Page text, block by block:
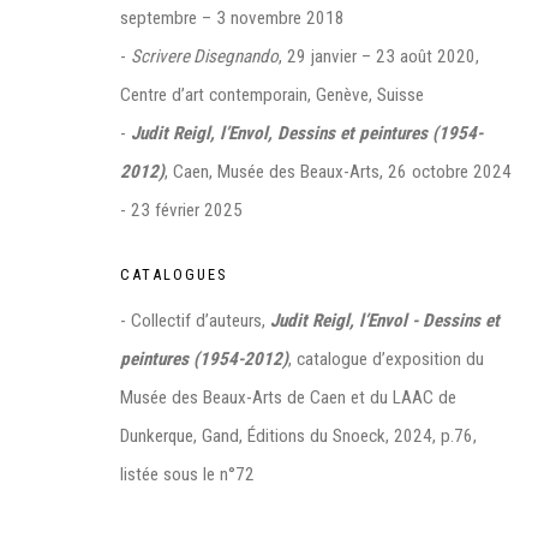
©2026 FONDS DE DOTATION JUDIT REIGL - SITE RÉALISÉ À
CONTACT : inventaire@judit-reigl.com
septembre – 3 novembre 2018
- Scrivere Disegnando, 29 janvier – 23 août 2020,
Centre d’art contemporain, Genève, Suisse
- Judit Reigl, l’Envol, Dessins et peintures (1954-
2012), Caen, Musée des Beaux-Arts, 26 octobre 2024
- 23 février 2025
CATALOGUES
- Collectif d’auteurs, Judit Reigl, l’Envol - Dessins et
peintures (1954-2012), catalogue d’exposition du
Musée des Beaux-Arts de Caen et du LAAC de
Dunkerque, Gand, Éditions du Snoeck, 2024, p.76,
listée sous le n°72